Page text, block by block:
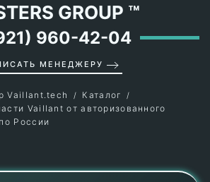
GROUP ™
960-42-04
МЕНЕДЖЕРУ
Vaillant.tech
Каталог
Vaillant от авторизованного
России